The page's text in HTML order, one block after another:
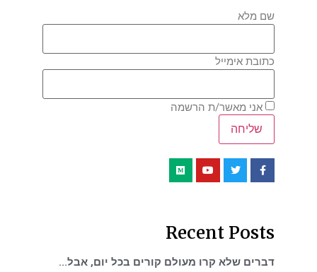
שם מלא
כתובת אימייל
אני מאשר/ת הרשמה
Recent Posts
דברים שלא קרו מעולם קורים בכל יום, אבל…